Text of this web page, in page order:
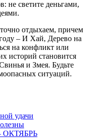
не светите деньгами,
отдыхаем, причем
– И Хай, Дерево на
на конфликт или
историй становится
и Змея. Будьте
ситуаций.
удачи
ОКТЯБРЬ